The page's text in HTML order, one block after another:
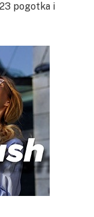
pogotka i